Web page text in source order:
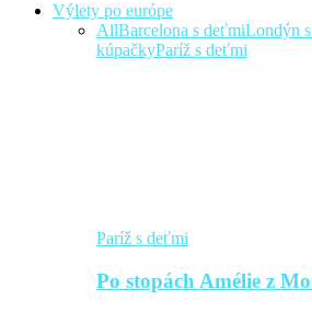
Výlety po európe
AllBarcelona s deťmiLondýn
kúpačkyParíž s deťmi
Paríž s deťmi
Po stopách Amélie z